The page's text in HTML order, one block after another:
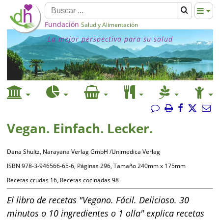
Fundación Salud y Alimentación
La mejor perspectiva para su salud
Vegan. Einfach. Lecker.
Dana Shultz, Narayana Verlag GmbH /Unimedica Verlag
ISBN 978-3-946566-65-6, Páginas 296, Tamaño 240mm x 175mm
Recetas crudas 16, Recetas cocinadas 98
El libro de recetas "Vegano. Fácil. Delicioso. 30
minutos o 10 ingredientes o 1 olla" explica recetas